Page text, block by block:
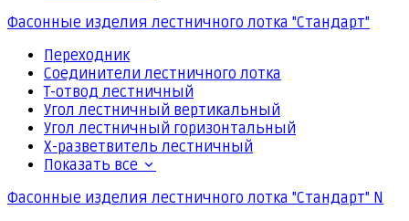
Фасонные изделия лестничного лотка "Стандарт"
Переходник
Соединители лестничного лотка
Т-отвод лестничный
Угол лестничный вертикальный
Угол лестничный горизонтальный
Х-разветвитель лестничный
Показать все
Фасонные изделия лестничного лотка "Стандарт" N